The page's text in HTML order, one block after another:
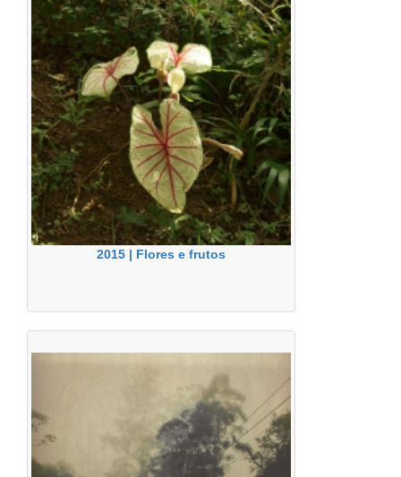
2015 | Flores e frutos